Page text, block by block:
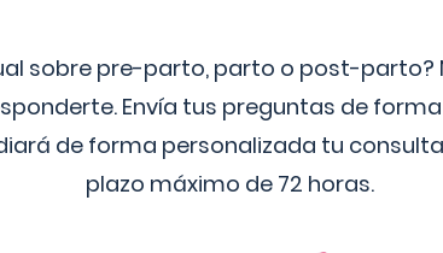
sobre pre-parto, parto o post-
Envía tus preguntas de
de forma personalizada tu
plazo máximo de 72 horas.